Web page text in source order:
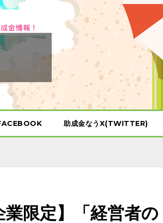
助成金なうX(TWITTER)
限定】「経営者の